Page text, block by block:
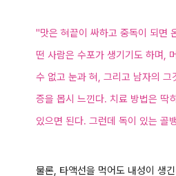
"맛은 혀끝이 싸하고 중독이 되면
떤 사람은 수포가 생기기도 하며,
수 없고 눈과혀, 그리고 남자의 그
증을 몹시 느낀다. 치료 방법은 딱
있으면 된다. 그런데 독이 있는 골
물론, 타액선을 먹어도 내성이 생